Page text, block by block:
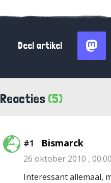
Deel artikel
Reacties (5)
#1 Bismarck
26 oktober 2010 , 00:00
Interessant allemaal,